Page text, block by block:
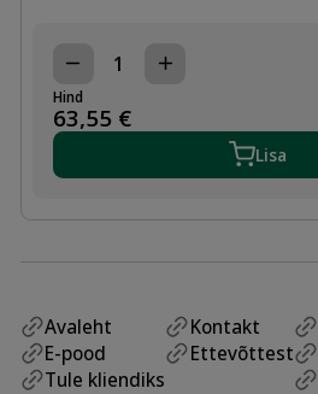
KOLLEKTORI
PAAR
3,
1"-3/4"
ROTOMEETRIGA
Hind
63,55 €
Lisa
Avaleht
E-pood
Tule kliendiks
Kontakt
Ettevõttest